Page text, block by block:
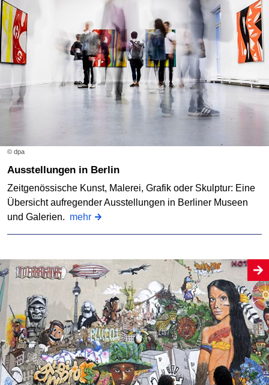
© dpa
Ausstellungen in Berlin
Zeitgenössische Kunst, Malerei, Grafik oder Skulptur: Eine
Übersicht aufregender Ausstellungen in Berliner Museen
und Galerien. mehr